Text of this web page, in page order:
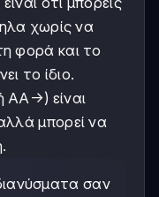
χωρίς να
φορά και το
το ίδιο.
είναι
μπορεί να
σαν